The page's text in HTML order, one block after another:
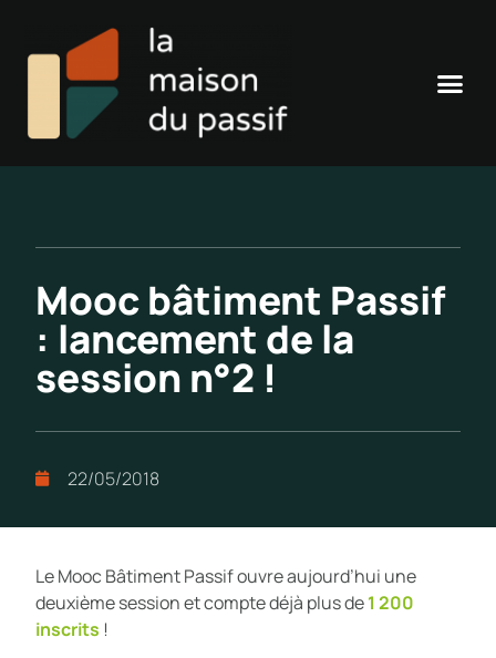
Mooc bâtiment Passif
: lancement de la
session n°2 !
22/05/2018
Le Mooc Bâtiment Passif ouvre aujourd’hui une
deuxième session et compte déjà plus de1 200
inscrits !